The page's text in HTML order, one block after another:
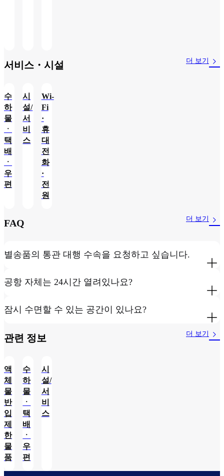
서비스・시설 더 보기
수
하
물
ㆍ
택
배
ㆍ
우
편
시
설/
서
비
스
Wi-
Fi
·
휴
대
전
화
·
전
원
FAQ 더 보기
별송품의 통관 대행 수속을 요청하고 싶습니다.
공항 자체는 24시간 열려있나요?
잠시 수면할 수 있는 공간이 있나요?
관련 정보​ 더 보기
액
체
물
반
입
제
한
물
품
수
하
물
ㆍ
택
배
ㆍ
우
편
시
설/
서
비
스